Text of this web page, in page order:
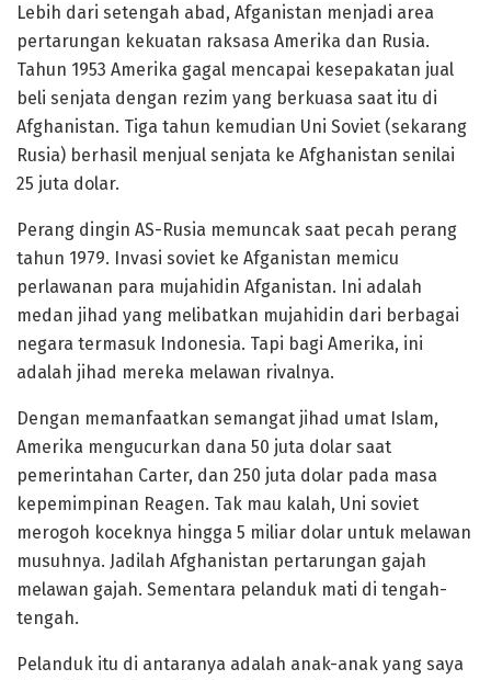
Lebih dari setengah abad, Afganistan menjadi area
pertarungan kekuatan raksasa Amerika dan Rusia.
Tahun 1953 Amerika gagal mencapai kesepakatan jual
beli senjata dengan rezim yang berkuasa saat itu di
Afghanistan. Tiga tahun kemudian Uni Soviet (sekarang
Rusia) berhasil menjual senjata ke Afghanistan senilai
25 juta dolar.
Perang dingin AS-Rusia memuncak saat pecah perang
tahun 1979. Invasi soviet ke Afganistan memicu
perlawanan para mujahidin Afganistan. Ini adalah
medan jihad yang melibatkan mujahidin dari berbagai
negara termasuk Indonesia. Tapi bagi Amerika, ini
adalah jihad mereka melawan rivalnya.
Dengan memanfaatkan semangat jihad umat Islam,
Amerika mengucurkan dana 50 juta dolar saat
pemerintahan Carter, dan 250 juta dolar pada masa
kepemimpinan Reagen. Tak mau kalah, Uni soviet
merogoh koceknya hingga 5 miliar dolar untuk melawan
musuhnya. Jadilah Afghanistan pertarungan gajah
melawan gajah. Sementara pelanduk mati di tengah-
tengah.
Pelanduk itu di antaranya adalah anak-anak yang saya